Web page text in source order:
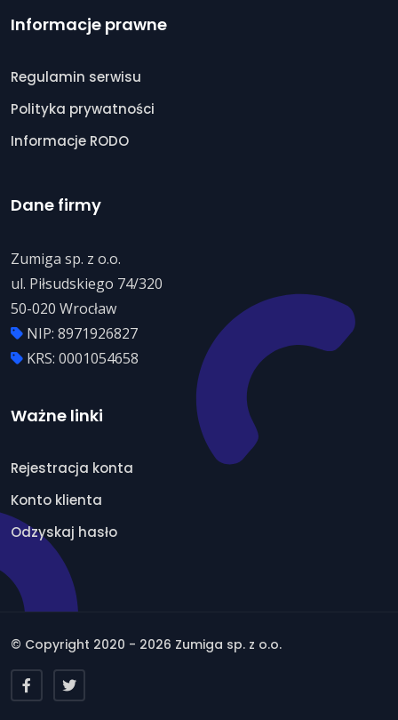
Informacje prawne
Regulamin serwisu
Polityka prywatności
Informacje RODO
Dane firmy
Zumiga sp. z o.o.
ul. Piłsudskiego 74/320
50-020 Wrocław
NIP: 8971926827
KRS: 0001054658
Ważne linki
Rejestracja konta
Konto klienta
Odzyskaj hasło
© Copyright 2020 - 2026 Zumiga sp. z o.o.